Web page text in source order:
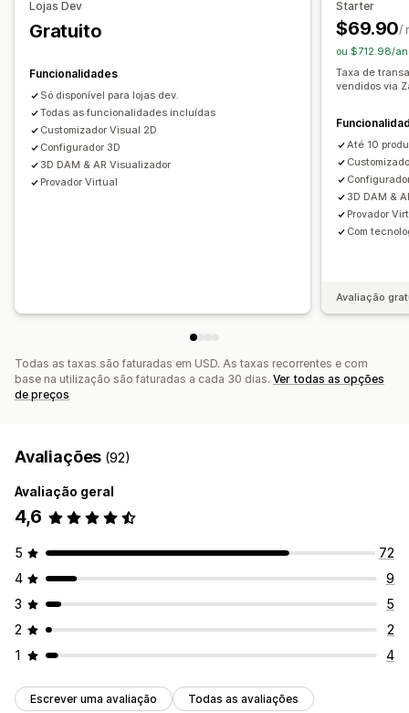
Preços
Preços personalizados
Opções de desconto
Sobretaxas de variantes
Cobranças de configuração Preços diferenciados
Sobretaxas de prémio
Inventário
Variantes
Produtos personalizados
Texturas
Carregamento de ficheiros
Imagem corporativa personalizada
Lojas Dev
Gratuito
Funcionalidades
Só disponível para lojas dev.
Todas as funcionalidades incluídas
Customizador Visual 2D
Configurador 3D
3D DAM & AR Visualizador
Provador Virtual
Starter
$69.90/
ou $712.98/
Taxa de
vendidos via
Até 10
3D DAM &
Provador
Com
Avaliação
Todas as taxas são faturadas em USD. As taxas recorrentes e com
base na utilização são faturadas a cada 30 dias. Ver todas as opções
de preços
Avaliações (92)
Avaliação geral
4,6
5
72
4
9
3
5
2
2
1
4
Escrever uma avaliação Todas as avaliações